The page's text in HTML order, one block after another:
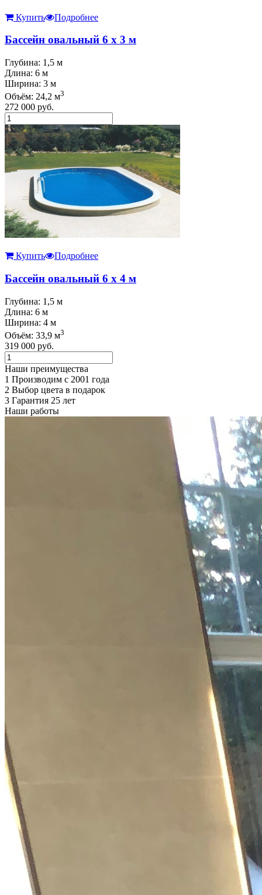
Купить Подробнее
Бассейн овальный 6 х 3 м
Глубина: 1,5 м
Длина: 6 м
Ширина: 3 м
Объём: 24,2 м3
272 000 руб.
Купить Подробнее
Бассейн овальный 6 х 4 м
Глубина: 1,5 м
Длина: 6 м
Ширина: 4 м
Объём: 33,9 м3
319 000 руб.
Наши преимущества
1 Производим с 2001 года
2 Выбор цвета в подарок
3 Гарантия 25 лет
Наши работы